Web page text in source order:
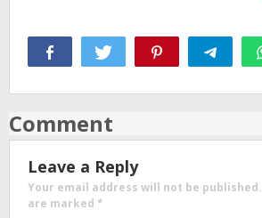
Comment
Leave a Reply
Your email address will not be published.
are marked *